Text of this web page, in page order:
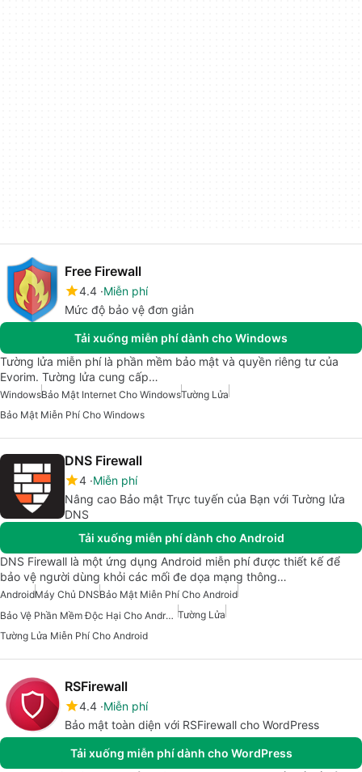
Free Firewall
4.4 Miễn phí
Mức độ bảo vệ đơn giản
Tải xuống miễn phí dành cho Windows
Tường lửa miễn phí là phần mềm bảo mật và quyền riêng tư của
Evorim. Tường lửa cung cấp…
WindowsBảo Mật Internet Cho WindowsTường Lửa
Bảo Mật Miễn Phí Cho Windows
DNS Firewall
4 Miễn phí
Nâng cao Bảo mật Trực tuyến của Bạn với Tường lửa
DNS
Tải xuống miễn phí dành cho Android
DNS Firewall là một ứng dụng Android miễn phí được thiết kế để
bảo vệ người dùng khỏi các mối đe dọa mạng thông…
AndroidMáy Chủ DNSBảo Mật Miễn Phí Cho Android
Bảo Vệ Phần Mềm Độc Hại Cho Android Tường Lửa
Tường Lửa Miễn Phí Cho Android
RSFirewall
4.4 Miễn phí
Bảo mật toàn diện với RSFirewall cho WordPress
Tải xuống miễn phí dành cho WordPress